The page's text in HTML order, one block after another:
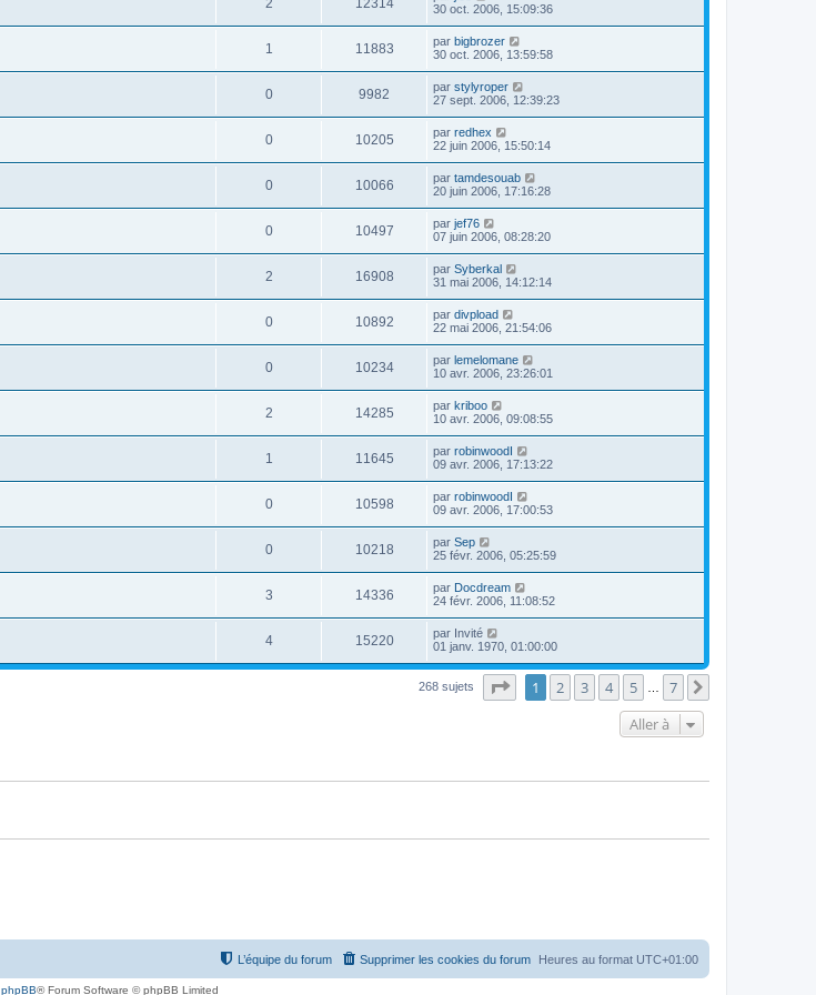
2 12314
30 oct. 2006, 15:09:36
1 11883 par bigbrozer
30 oct. 2006, 13:59:58
0 9982 par stylyroper
27 sept. 2006, 12:39:23
0 10205 par redhex
22 juin 2006, 15:50:14
0 10066 par tamdesouab
20 juin 2006, 17:16:28
0 10497 par jef76
07 juin 2006, 08:28:20
2 16908 par Syberkal
31 mai 2006, 14:12:14
0 10892 par divpload
22 mai 2006, 21:54:06
0 10234 par lemelomane
10 avr. 2006, 23:26:01
2 14285 par kriboo
10 avr. 2006, 09:08:55
1 11645 par robinwoodI
09 avr. 2006, 17:13:22
0 10598 par robinwoodI
09 avr. 2006, 17:00:53
0 10218 par Sep
25 févr. 2006, 05:25:59
3 14336 par Docdream
24 févr. 2006, 11:08:52
4 15220 par Invité
01 janv. 1970, 01:00:00
268 sujets Page sur7
1 2 3 4 5 7
Aller à
Heures au format UTC+01:00
Supprimer les cookies du forum
L’équipe du forum
phpBB® Forum Software © phpBB Limited